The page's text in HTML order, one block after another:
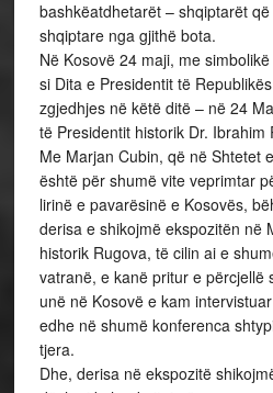
bashkëatdhetarët – shqiptarët
shqiptare nga gjithë bota.
Në Kosovë 24 maji, me
si Dita e Presidentit të
zgjedhjes në këtë ditë – në 24
të Presidentit historik Dr. Ibrahim
Me Marjan Cubin, që në Shtetet
është për shumë vite veprimtar
lirinë e pavarësinë e Kosovës,
derisa e shikojmë ekspozitën në
historik Rugova, të cilin ai e
vatranë, e kanë pritur e përcjellë
unë në Kosovë e kam
edhe në shumë konferenca
tjera.
Dhe, derisa në ekspozitë